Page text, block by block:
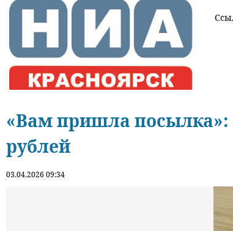
«Вам пришла
рублей
03.04.2026 09:34